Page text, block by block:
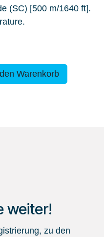
(SC) [500 m/1640 ft].
Warenkorb
weiter!
zu den